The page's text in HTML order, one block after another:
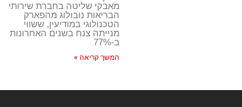
מאבקי שליטה בחברת שירותי
הבריאות נובולוג מהפארק
הטכנולוגי במודיעין, ששווי
מנייתה צנח בשנים האחרונות
ב-77%
המשך קריאה »